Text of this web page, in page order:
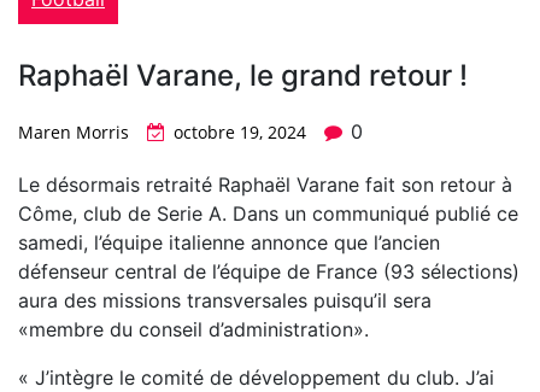
Raphaël Varane, le grand retour !
Maren Morris octobre 19, 2024 0
Le désormais retraité Raphaël Varane fait son retour à
Côme, club de Serie A. Dans un communiqué publié ce
samedi, l’équipe italienne annonce que l’ancien
défenseur central de l’équipe de France (93 sélections)
aura des missions transversales puisqu’il sera
«membre du conseil d’administration».
« J’intègre le comité de développement du club. J’ai